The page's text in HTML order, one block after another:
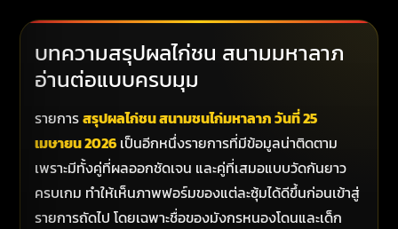
บทความสรุปผลไก่ชน สนามมหาลาภ
อ่านต่อแบบครบมุม
รายการสรุปผลไก่ชน สนามชนไก่มหาลาภ วันที่ 25
เมษายน 2026 เป็นอีกหนึ่งรายการที่มีข้อมูลน่าติดตาม
เพราะมีทั้งคู่ที่ผลออกชัดเจน และคู่ที่เสมอแบบวัดกันยาว
ครบเกม ทำให้เห็นภาพฟอร์มของแต่ละซุ้มได้ดีขึ้นก่อนเข้าสู่
รายการถัดไป โดยเฉพาะชื่อของมังกรหนองโดนและเด็ก